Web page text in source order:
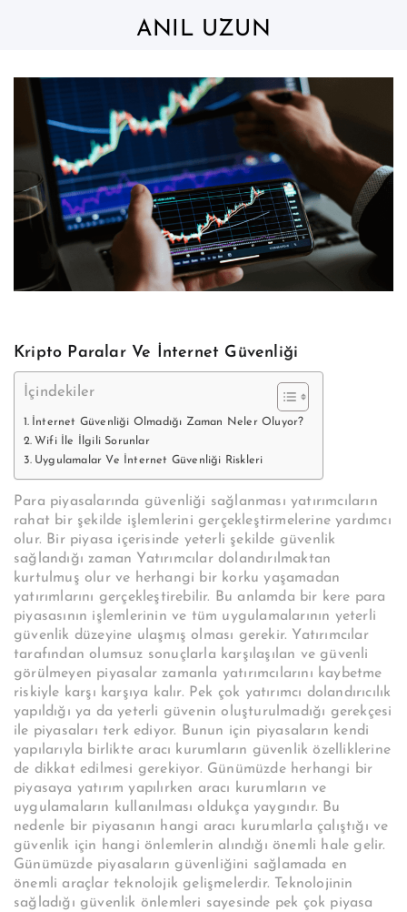
ANIL UZUN
Kripto Paralar Ve İnternet Güvenliği
İçindekiler
İnternet Güvenliği Olmadığı Zaman Neler Oluyor?
Wifi İle İlgili Sorunlar
Uygulamalar Ve İnternet Güvenliği Riskleri
Para piyasalarında güvenliği sağlanması yatırımcıların
rahat bir şekilde işlemlerini gerçekleştirmelerine yardımcı
olur. Bir piyasa içerisinde yeterli şekilde güvenlik
sağlandığı zaman Yatırımcılar dolandırılmaktan
kurtulmuş olur ve herhangi bir korku yaşamadan
yatırımlarını gerçekleştirebilir. Bu anlamda bir kere para
piyasasının işlemlerinin ve tüm uygulamalarının yeterli
güvenlik düzeyine ulaşmış olması gerekir. Yatırımcılar
tarafından olumsuz sonuçlarla karşılaşılan ve güvenli
görülmeyen piyasalar zamanla yatırımcılarını kaybetme
riskiyle karşı karşıya kalır. Pek çok yatırımcı dolandırıcılık
yapıldığı ya da yeterli güvenin oluşturulmadığı gerekçesi
ile piyasaları terk ediyor. Bunun için piyasaların kendi
yapılarıyla birlikte aracı kurumların güvenlik özelliklerine
de dikkat edilmesi gerekiyor. Günümüzde herhangi bir
piyasaya yatırım yapılırken aracı kurumların ve
uygulamaların kullanılması oldukça yaygındır. Bu
nedenle bir piyasanın hangi aracı kurumlarla çalıştığı ve
güvenlik için hangi önlemlerin alındığı önemli hale gelir.
Günümüzde piyasaların güvenliğini sağlamada en
önemli araçlar teknolojik gelişmelerdir. Teknolojinin
sağladığı güvenlik önlemleri sayesinde pek çok piyasa